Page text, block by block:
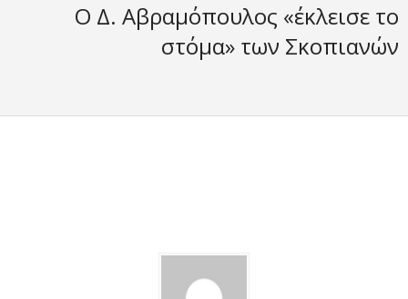
Ο Δ. Αβραμόπουλος «έκλεισε το
στόμα» των Σκοπιανών